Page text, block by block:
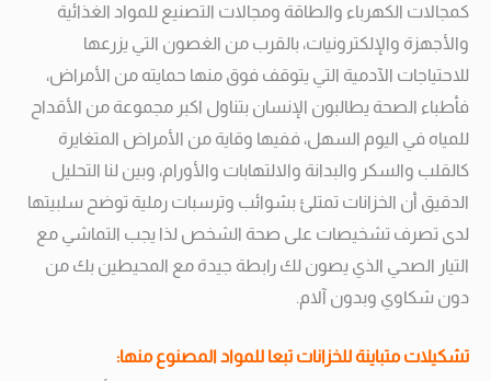
كمجالات الكهرباء والطاقة ومجالات التصنيع للمواد الغذائية
والأجهزة والإلكترونيات، بالقرب من الغصون التي يزرعها
للاحتياجات الآدمية التي يتوقف فوق منها حمايته من الأمراض،
فأطباء الصحة يطالبون الإنسان بتناول اكبر مجموعة من الأقداح
للمياه في اليوم السهل، ففيها وقاية من الأمراض المتغايرة
كالقلب والسكر والبدانة والالتهابات والأورام، وبين لنا التحليل
الدقيق أن الخزانات تمتلئ بشوائب وترسبات رملية توضح سلبيتها
لدى تصرف تشخيصات على صحة الشخص لذا يجب التماشي مع
التيار الصحي الذي يصون لك رابطة جيدة مع المحيطين بك من
دون شكاوي وبدون آلام.
تشكيلات متباينة للخزانات تبعا للمواد المصنوع منها: